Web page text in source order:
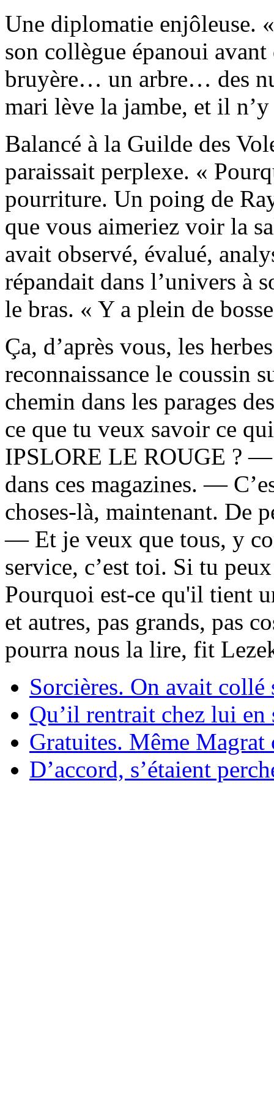
Une diplomatie enjôleuse.
son collègue épanoui
bruyère… un arbre… des
mari lève la jambe, et il
Balancé à la Guilde des
paraissait perplexe. «
pourriture. Un poing de
que vous aimeriez voir la
avait observé, évalué,
répandait dans l’univers à
le bras. « Y a plein de
Ça, d’après vous, les
reconnaissance le coussin
chemin dans les parages
ce que tu veux savoir ce
IPSLORE LE ROUGE ? —
dans ces magazines. —
choses-là, maintenant. De
— Et je veux que tous, y
service, c’est toi. Si tu
Pourquoi est-ce qu'il tient
et autres, pas grands, pas
pourra nous la lire, fit
Sorcières. On avait collé
Qu’il rentrait chez lui en
Gratuites. Même Magrat
D’accord, s’étaient